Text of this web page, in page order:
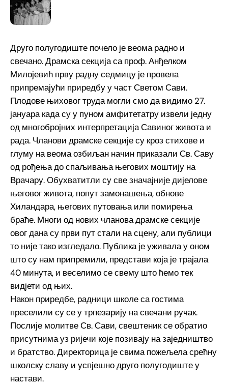
Друго полугодиште почело је веома радно и
свечано. Драмска секција са проф. Анђелком
Милојевић прву радну седмицу је провела
припремајући приредбу у част Светом Сави.
Плодове њиховог труда могли смо да видимо 27.
јануара када су у пуном амфитетатру извели једну
од многобројних интерпретација Савиног живота и
рада. Чланови драмске секције су кроз стихове и
глуму на веома озбиљан начин приказали Св. Саву
од рођења до спаљивања његових моштију на
Врачару. Обухватитли су све значајније дијелове
његовог живота, попут замонашења, обнове
Хиландара, његових путовања или помирења
браће. Многи од нових чланова драмске секције
овог дана су први пут стали на сцену, али публици
то није тако изгледало. Публика је уживала у оном
што су нам припремили, представи која је трајала
40 минута, и веселимо се свему што ћемо тек
видјети од њих.
Након приредбе, радници школе са гостима
преселили су се у трпезарију на свечани ручак.
Послије молитве Св. Сави, свештеник се обратио
присутнима уз ријечи које позивају на заједништво
и братство. Директорица је свима пожељела срећну
школску славу и успјешно друго полугодиште у
настави.